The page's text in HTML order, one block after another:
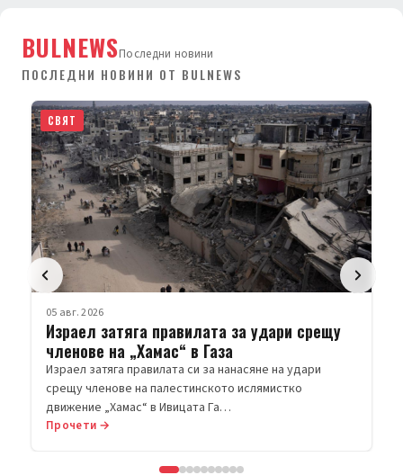
BULNEWSПоследни новини
ПОСЛЕДНИ НОВИНИ ОТ BULNEWS
СВЯТ
05 авг. 2026
Израел затяга правилата за удари срещу
членове на „Хамас“ в Газа
Израел затяга правилата си за нанасяне на удари
срещу членове на палестинското ислямистко
движение „Хамас“ в Ивицата Га…
Прочети →